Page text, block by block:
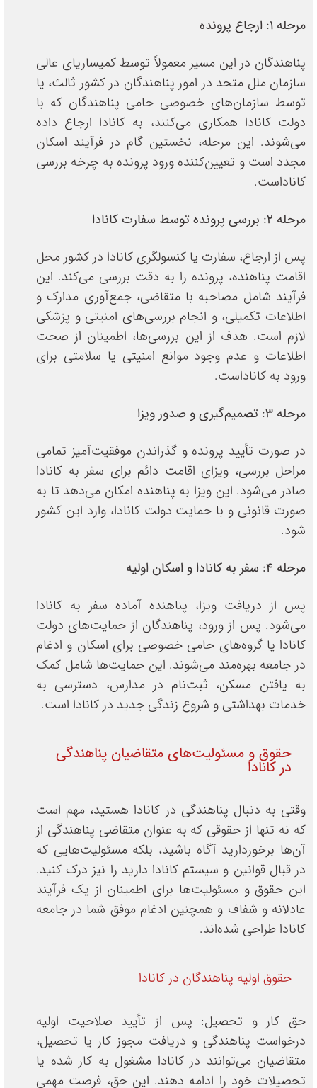
مرحله ۱: ارجاع پرونده
پناهندگان در این مسیر معمولاً توسط کمیساریای عالی
سازمان ملل متحد در امور پناهندگان در کشور ثالث، یا
توسط سازمان‌های خصوصی حامی پناهندگان که با
دولت کانادا همکاری می‌کنند، به کانادا ارجاع داده
می‌شوند. این مرحله، نخستین گام در فرآیند اسکان
مجدد است و تعیین‌کننده ورود پرونده به چرخه بررسی
کاناداست.
مرحله ۲: بررسی پرونده توسط سفارت کانادا
پس از ارجاع، سفارت یا کنسولگری کانادا در کشور محل
اقامت پناهنده، پرونده را به دقت بررسی می‌کند. این
فرآیند شامل مصاحبه با متقاضی، جمع‌آوری مدارک و
اطلاعات تکمیلی، و انجام بررسی‌های امنیتی و پزشکی
لازم است. هدف از این بررسی‌ها، اطمینان از صحت
اطلاعات و عدم وجود موانع امنیتی یا سلامتی برای
ورود به کاناداست.
مرحله ۳: تصمیم‌گیری و صدور ویزا
در صورت تأیید پرونده و گذراندن موفقیت‌آمیز تمامی
مراحل بررسی، ویزای اقامت دائم برای سفر به کانادا
صادر می‌شود. این ویزا به پناهنده امکان می‌دهد تا به
صورت قانونی و با حمایت دولت کانادا، وارد این کشور
شود.
مرحله ۴: سفر به کانادا و اسکان اولیه
پس از دریافت ویزا، پناهنده آماده سفر به کانادا
می‌شود. پس از ورود، پناهندگان از حمایت‌های دولت
کانادا یا گروه‌های حامی خصوصی برای اسکان و ادغام
در جامعه بهره‌مند می‌شوند. این حمایت‌ها شامل کمک
به یافتن مسکن، ثبت‌نام در مدارس، دسترسی به
خدمات بهداشتی و شروع زندگی جدید در کانادا است.
حقوق و مسئولیت‌های متقاضیان پناهندگی
در کانادا
وقتی به دنبال پناهندگی در کانادا هستید، مهم است
که نه تنها از حقوقی که به عنوان متقاضی پناهندگی از
آن‌ها برخوردارید آگاه باشید، بلکه مسئولیت‌هایی که
در قبال قوانین و سیستم کانادا دارید را نیز درک کنید.
این حقوق و مسئولیت‌ها برای اطمینان از یک فرآیند
عادلانه و شفاف و همچنین ادغام موفق شما در جامعه
کانادا طراحی شده‌اند.
حقوق اولیه پناهندگان در کانادا
حق کار و تحصیل: پس از تأیید صلاحیت اولیه
درخواست پناهندگی و دریافت مجوز کار یا تحصیل،
متقاضیان می‌توانند در کانادا مشغول به کار شده یا
تحصیلات خود را ادامه دهند. این حق، فرصت مهمی